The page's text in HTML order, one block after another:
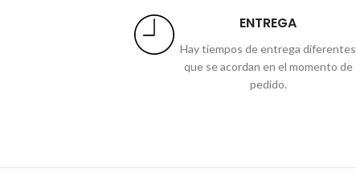
ENTREGA
Hay tiempos de entrega diferentes
que se acordan en el momento de
pedido.